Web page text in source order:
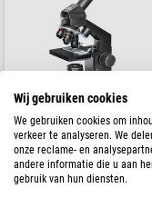
Wij gebruiken cookies
We gebruiken cookies om
verkeer te analyseren. We
onze reclame- en
andere informatie die u aan
gebruik van hun diensten.